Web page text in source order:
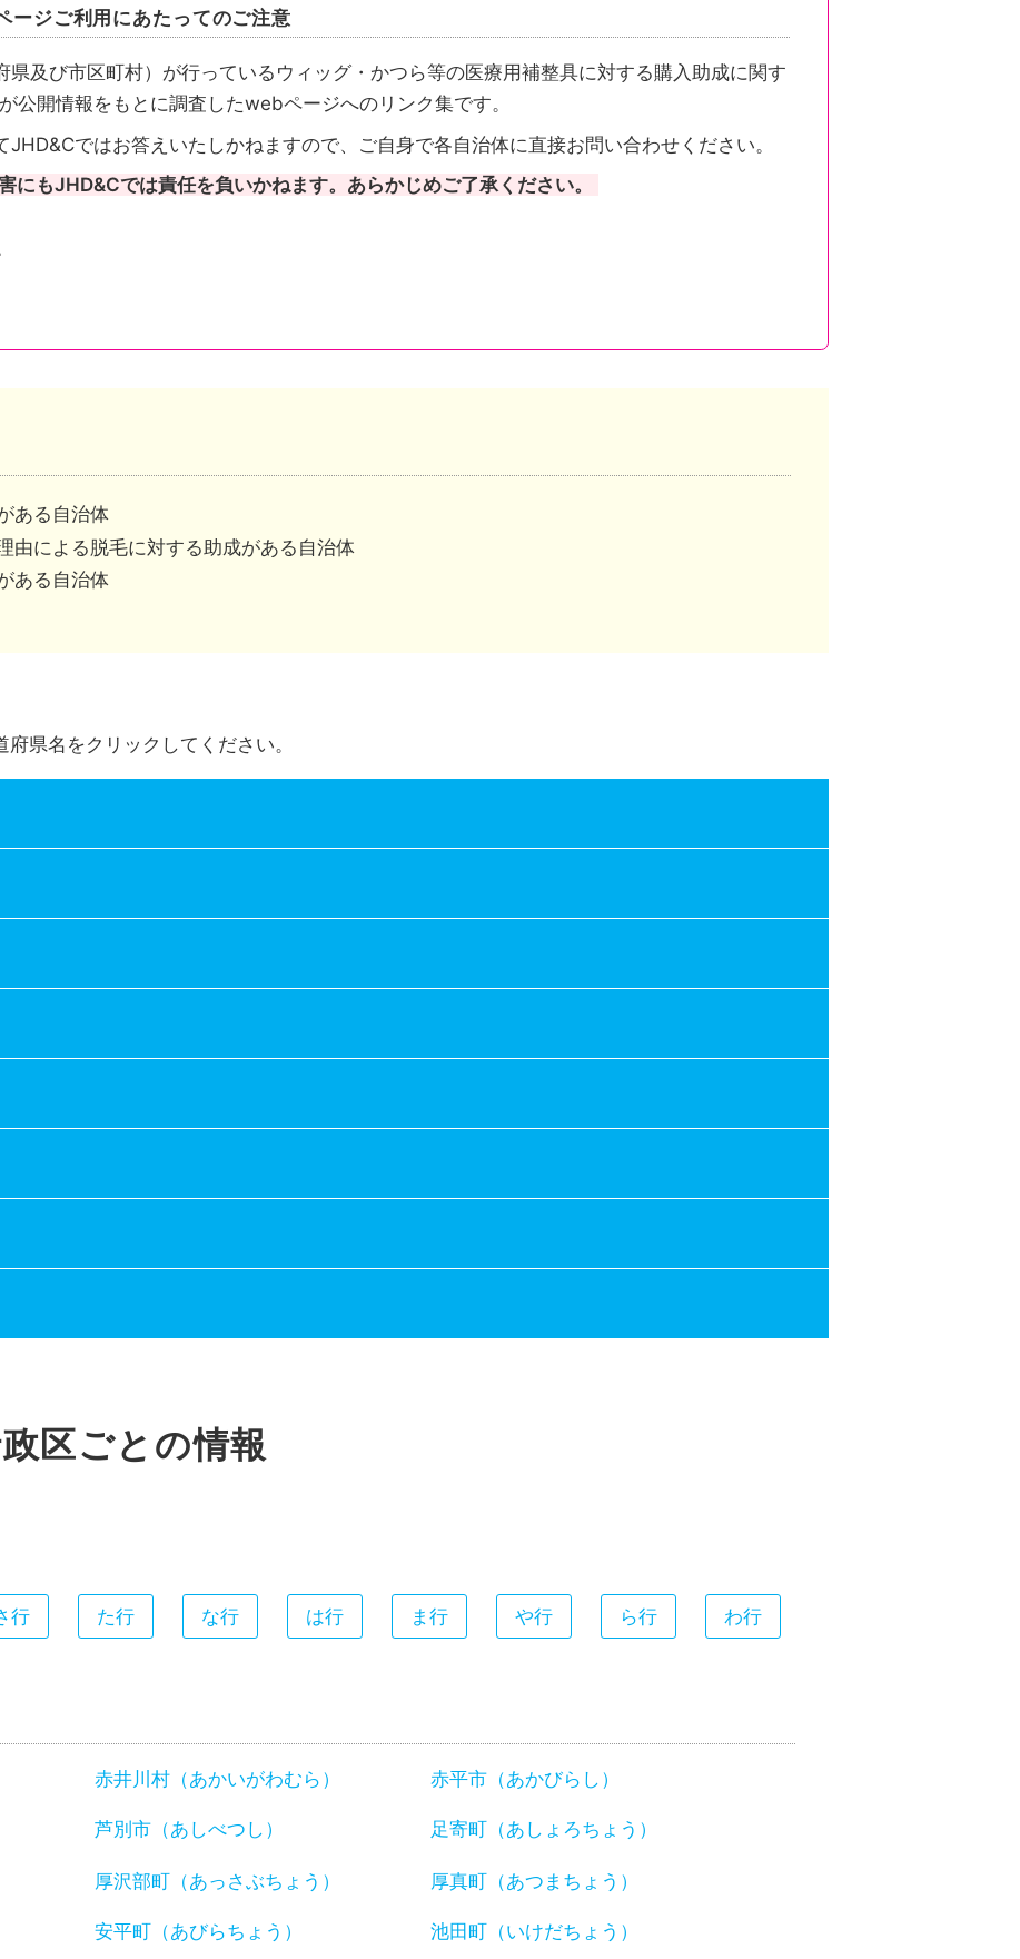
ージご利用にあたってのご注意
県及び市区町村）が行っているウィッグ・かつら等の医療用補整具に対する購入助成に関す
公開情報をもとに調査したwebページへのリンク集です。
JHD&Cではお答えいたしかねますので、ご自身で各自治体に直接お問い合わせください。
にもJHD&Cでは責任を負いかねます。あらかじめご了承ください。
併用可、不可は市区町村によって異なります。
ある自治体
由による脱毛に対する助成がある自治体
ある自治体
県名をクリックしてください。
区ごとの情報
行 た行 な行 は行 ま行 や行 ら行 わ行
赤井川村（あかいがわむら） 赤平市（あかびらし）
芦別市（あしべつし） 足寄町（あしょろちょう）
厚沢部町（あっさぶちょう） 厚真町（あつまちょう）
安平町（あびらちょう） 池田町（いけだちょう）